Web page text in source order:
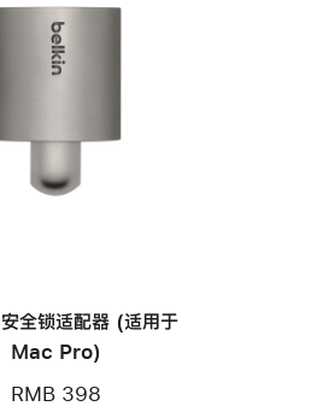
全锁适配器 (适用于
Mac Pro)
RMB 398